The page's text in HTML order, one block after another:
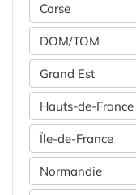
Corse
DOM/TOM
Grand Est
Hauts-de-France
Île-de-France
Normandie